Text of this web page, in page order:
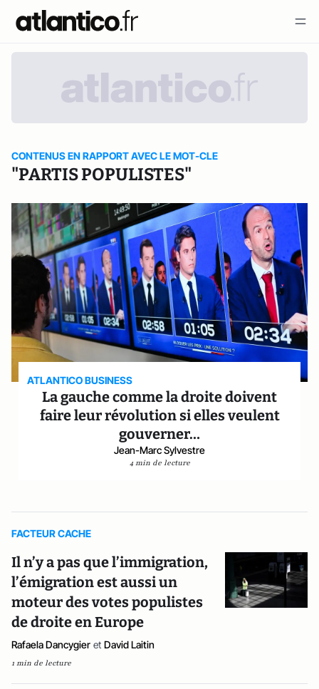
CONTENUS EN RAPPORT AVEC LE MOT-CLE
"PARTIS POPULISTES"
ATLANTICO BUSINESS
La gauche comme la droite doivent
faire leur révolution si elles veulent
gouverner…
Jean-Marc Sylvestre
4 min de lecture
FACTEUR CACHE
Il n’y a pas que l’immigration,
l’émigration est aussi un
moteur des votes populistes
de droite en Europe
Rafaela Dancygier et David Laitin
1 min de lecture